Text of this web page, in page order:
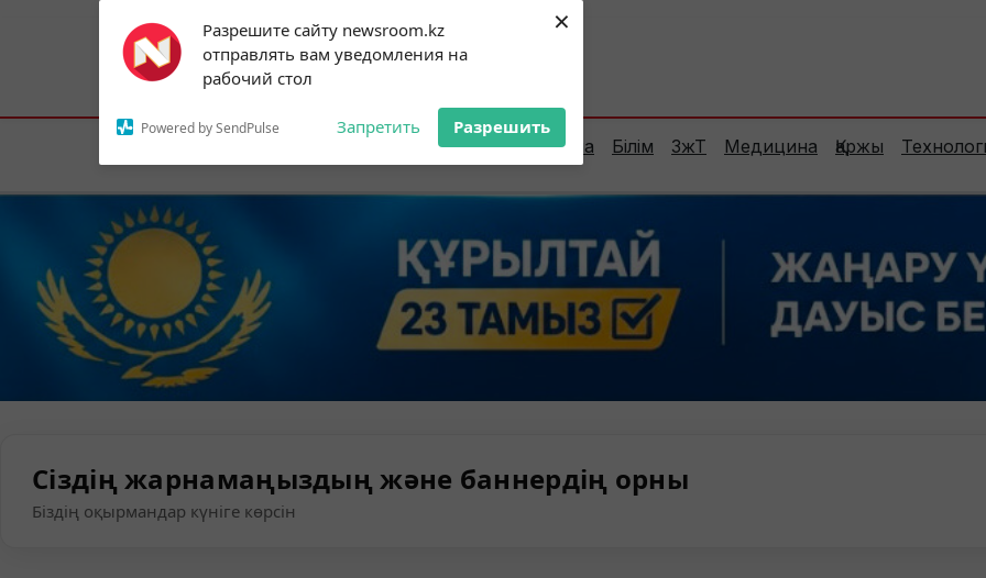
Разрешите сайту newsroom.kz
отправлять вам уведомления на
рабочий стол
Powered by SendPulse Запретить Разрешить
×
Subscribe to our
notifications!
To enable permission prompts, click on
the notification icon
Астана:20°C Алматы:25°C Шымкент:
Елорда Сараптама Білім ЗжТ Медицина Қаржы
Сіздің жарнамаңыздың және баннердің орны
Біздің оқырмандар күніге көрсін